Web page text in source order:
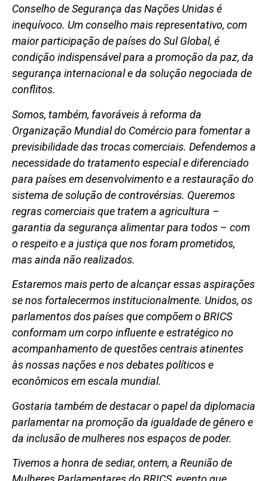
Conselho de Segurança das Nações Unidas é
inequívoco. Um conselho mais representativo, com
maior participação de países do Sul Global, é
condição indispensável para a promoção da paz, da
segurança internacional e da solução negociada de
conflitos.
Somos, também, favoráveis à reforma da
Organização Mundial do Comércio para fomentar a
previsibilidade das trocas comerciais. Defendemos a
necessidade do tratamento especial e diferenciado
para países em desenvolvimento e a restauração do
sistema de solução de controvérsias. Queremos
regras comerciais que tratem a agricultura –
garantia da segurança alimentar para todos – com
o respeito e a justiça que nos foram prometidos,
mas ainda não realizados.
Estaremos mais perto de alcançar essas aspirações
se nos fortalecermos institucionalmente. Unidos, os
parlamentos dos países que compõem o BRICS
conformam um corpo influente e estratégico no
acompanhamento de questões centrais atinentes
às nossas nações e nos debates políticos e
econômicos em escala mundial.
Gostaria também de destacar o papel da diplomacia
parlamentar na promoção da igualdade de gênero e
da inclusão de mulheres nos espaços de poder.
Tivemos a honra de sediar, ontem, a Reunião de